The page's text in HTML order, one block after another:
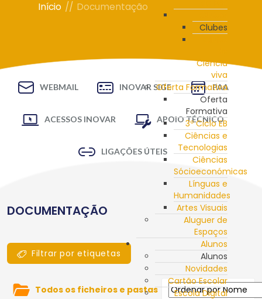
Clubes
Ciência
viva
Oferta Formativa
Oferta
Formativa
3º Ciclo EB
Ciências e
Tecnologias
Ciências
Sócioeconómicas
Línguas e
Humanidades
Artes Visuais
Aluguer de
Espaços
Alunos
Alunos
Novidades
Cartão Escolar
Escola Digital
Início // Documentação
WEBMAIL INOVAR SIGE PAA
ACESSOS INOVAR APOIO TÉCNICO
LIGAÇÕES ÚTEIS
DOCUMENTAÇÃO
Filtrar por etiquetas
Todos os ficheiros e pastas